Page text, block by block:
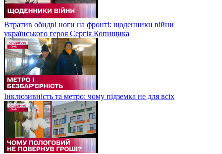
Втратив обидві ноги на фронті: щоденники війни
українського героя Сергія Копищика
Інклюзивність та метро: чому підземка не для всіх